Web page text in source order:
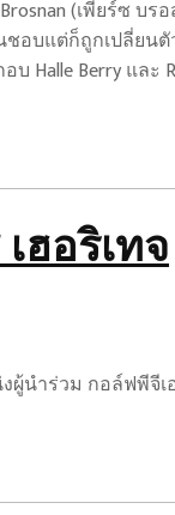
(เพียร์ซ บ
บแต่ก็ถูกเปลี่ยน
Halle Berry แ
ฮอริเทจ
นำร่วม กอล์ฟพี